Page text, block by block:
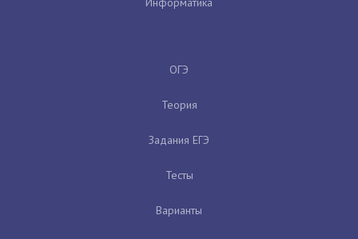
ОГЭ
Теория
Задания ЕГЭ
Тесты
Варианты